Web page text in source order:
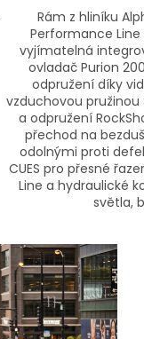
Rám z hliníku
Performance Line
vyjímatelná
ovladač Purion
odpružení díky
vzduchovou
a odpružení
přechod na
odolnými proti
CUES pro přesné
Line a hydraulické
světla,